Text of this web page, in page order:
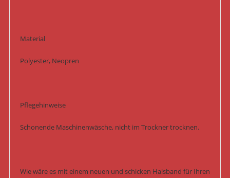
Material
Polyester, Neopren
Pflegehinweise
Schonende Maschinenwäsche, nicht im Trockner trocknen.
Wie wäre es mit einem neuen und schicken Halsband für Ihren